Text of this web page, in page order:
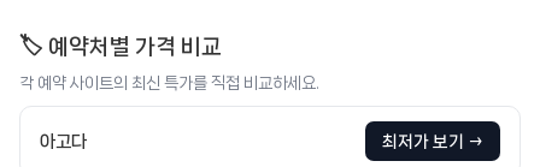
🏷️ 예약처별 가격 비교
각 예약 사이트의 최신 특가를 직접 비교하세요.
아고다 최저가 보기 →